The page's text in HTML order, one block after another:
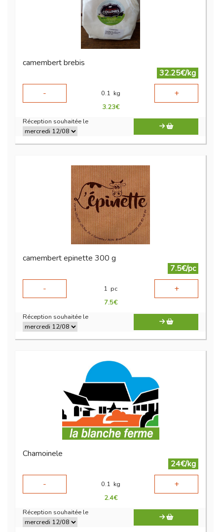
camembert brebis
32.25€/kg
-
0.1 kg +
3.23€
Réception souhaitée le
camembert epinette 300 g
7.5€/pc
-
1 pc +
7.5€
Réception souhaitée le
Chamoinele
24€/kg
-
0.1 kg +
2.4€
Réception souhaitée le